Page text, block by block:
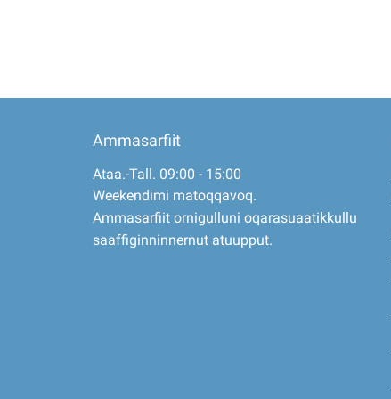
Ammasarfiit
Ataa.-Tall. 09:00 - 15:00
Weekendimi matoqqavoq.
Ammasarfiit ornigulluni oqarasuaatikkullu
saaffiginninnernut atuupput.